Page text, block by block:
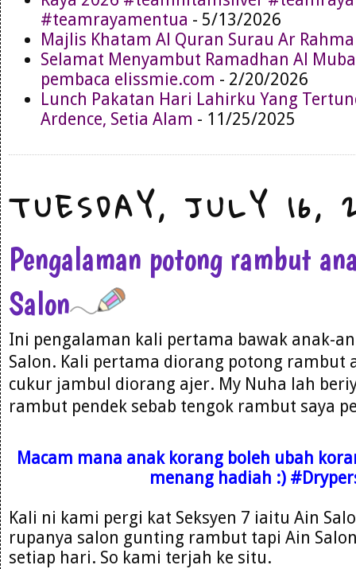
#teamrayamentua - 5/13/2026
Majlis Khatam Al Quran Surau Ar
Selamat Menyambut Ramadhan Al
pembaca elissmie.com - 2/20/2026
Lunch Pakatan Hari Lahirku Yang
Ardence, Setia Alam - 11/25/2025
TUESDAY, JULY 16,
Pengalaman potong rambut
Salon
Ini pengalaman kali pertama bawak anak-
Salon. Kali pertama diorang potong rambut
cukur jambul diorang ajer. My Nuha lah
rambut pendek sebab tengok rambut saya
Macam mana anak korang boleh ubah
menang hadiah :)
Kali ni kami pergi kat Seksyen 7 iaitu Ain
rupanya salon gunting rambut tapi Ain
setiap hari. So kami terjah ke situ.